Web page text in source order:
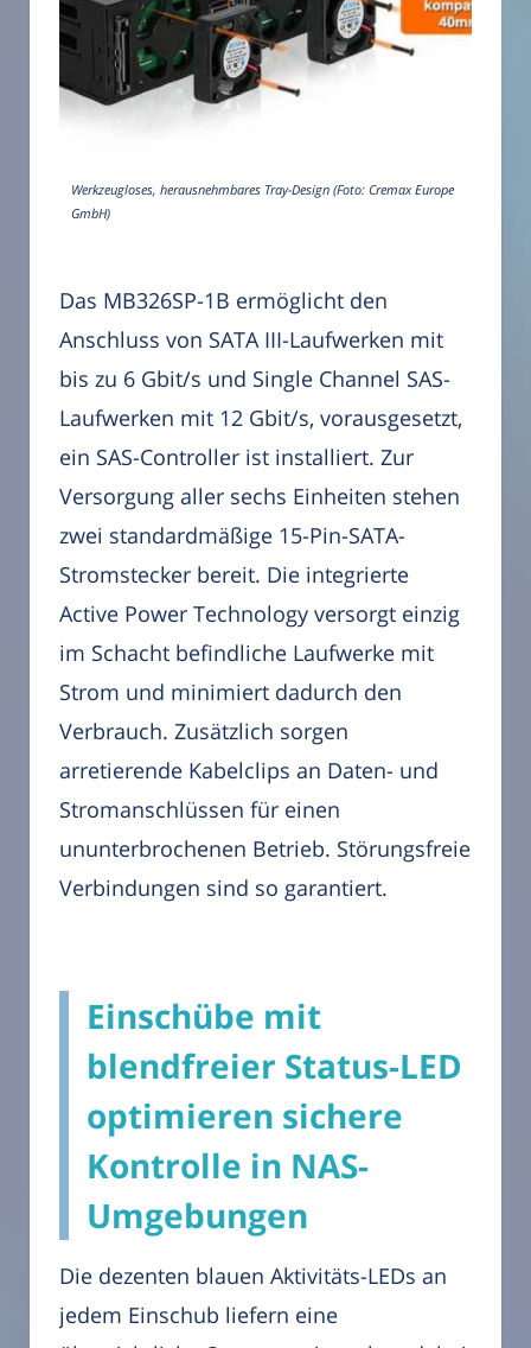
Werkzeugloses, herausnehmbares Tray-Design (Foto: Cremax Europe
GmbH)
Das MB326SP-1B ermöglicht den
Anschluss von SATA III-Laufwerken mit
bis zu 6 Gbit/s und Single Channel SAS-
Laufwerken mit 12 Gbit/s, vorausgesetzt,
ein SAS-Controller ist installiert. Zur
Versorgung aller sechs Einheiten stehen
zwei standardmäßige 15-Pin-SATA-
Stromstecker bereit. Die integrierte
Active Power Technology versorgt einzig
im Schacht befindliche Laufwerke mit
Strom und minimiert dadurch den
Verbrauch. Zusätzlich sorgen
arretierende Kabelclips an Daten- und
Stromanschlüssen für einen
ununterbrochenen Betrieb. Störungsfreie
Verbindungen sind so garantiert.
Einschübe mit
blendfreier Status-LED
optimieren sichere
Kontrolle in NAS-
Umgebungen
Die dezenten blauen Aktivitäts-LEDs an
jedem Einschub liefern eine